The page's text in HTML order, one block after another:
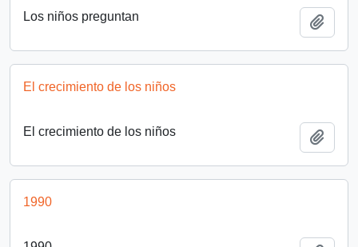
Los niños preguntan
El crecimiento de los niños
El crecimiento de los niños
1990